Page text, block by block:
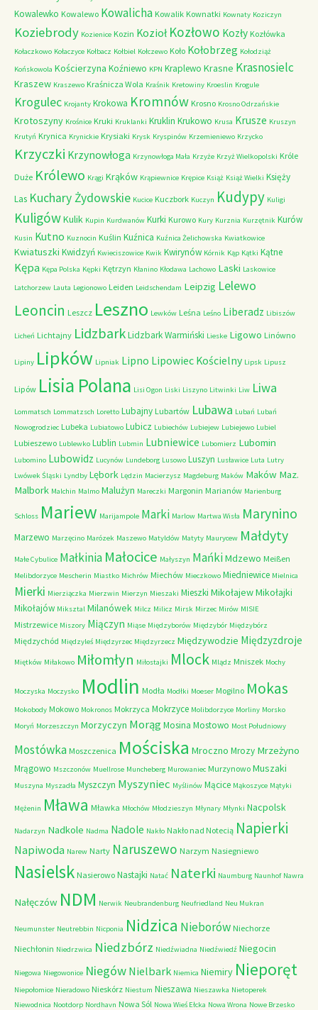
Kowalewko Kowalewo Kowalicha Kowalik Kownatki Kownaty Koziczyn
Koziebrody Kozienice Kozin Kozioł Kozłowo Kozły Kozłówka
Kołaczkowo Kołaczyce Kołbacz Kołbiel Kołczewo Koło Kołobrzeg Kołodziąż
Końskowola Kościerzyna Koźniewo KPN Kraplewo Krasne Krasnosielc
Kraszew Kraszewo Kraśnicza Wola Kraśnik Kretowiny Kroeslin Krogule
Krogulec Krojanty Krokowa Kromnów Krosno Krosno Odrzańskie
Krotoszyny Krośnice Kruki Kruklanki Kruklin Krukowo Krusa Krusze Kruszyn
Krutyń Krynica Krynickie Krysiaki Krysk Kryspinów Krzemieniewo Krzycko
Krzyczki Krzynowłoga Krzynowłoga Mała Krzyże Krzyż Wielkopolski Króle
Duże Królewo Krągi Krąków Krąpiewnice Krępice Książ Książ Wielki Księży
Las Kuchary Żydowskie Kucice Kuczbork Kuczyn Kudypy Kuligi
KuligówKulik Kupin Kurdwanów Kurki Kurowo Kury Kurznia Kurzętnik Kurów
Kusin Kutno Kuznocin Kuślin Kuźnica Kuźnica Żelichowska Kwiatkowice
Kwiatuszki Kwidzyń Kwieciszowice Kwik Kwirynów Kórnik Kąp Kątki Kątne
Kępa Kępa Polska Kępki Kętrzyn Kłanino Kłodawa Lachowo Laski Laskowice
Latchorzew Lauta Legionowo Leiden Leidschendam Leipzig Lelewo
Leoncin Leszcz Leszno Lewków Leśna Leśno Liberadz Libiszów
Licheń Lichtajny LidzbarkLidzbark Warmiński Lieske Ligowo Linówno
Lipiny Lipków Lipniak Lipno Lipowiec Kościelny Lipsk Lipusz
Lipów Lisia Polana Lisi Ogon Liski Liszyno Litwinki Liw Liwa
Lommatsch Lommatzsch Loretto Lubajny Lubartów Lubawa Lubań Lubań
Nowogrodziec Lubeka Lubiatowo Lubicz Lubiechów Lubiejew Lubiejewo Lubiel
Lubieszewo Lublewko Lublin Lubmin Lubniewice Lubomierz Lubomin
Lubomino Lubowidz Lucynów Lundeborg Lusowo Luszyn Lusławice Luta Lutry
Lwówek Śląski Lyndby Lębork Lędzin Macierzysz Magdeburg Maków Maków Maz.
Malbork Malchin Malmo Malużyn Mareczki Margonin Marianów Marienburg
Schloss Mariew Marijampole Marki Marlow Martwa Wisła Marynino
Marzewo Marzęcino Marózek Maszewo Matyldów Matyty Maurycew Małdyty
Małe Cybulice Małkinia Małocice Małyszyn MańkiMdzewo Meißen
Melibdorzyce Mescherin Miastko Michrów Miechów Mieczkowo Miedniewice Mielnica
Mierki Mierziączka Mierzwin Mierzyn Mieszaki Mieszki MikołajewMikołajki
Mikołajów Miksztal Milanówek Milcz Milicz Mirsk Mirzec Mirów MISIE
Mistrzewice Miszory Miączyn Miąse Międzyborów Międzybór Międzybórz
Międzychód Międzyleś Międzyrzec Międzyrzecz Międzywodzie Międzyzdroje
Miętków Miłakowo Miłomłyn Miłostajki Mlock Mlądz Mniszek Mochy
Moczyska Moczysko Modlin Modła Modłki Moeser Mogilno Mokas
Mokobody Mokowo Mokronos Mokrzyca Mokrzyce Molibdorzyce Morliny Morsko
Moryń Morzeszczyn Morzyczyn MorągMosina Mostowo Most Południowy
Mostówka Moszczenica Mościska Mroczno Mrozy Mrzeżyno
Mrągowo Mszczonów Muellrose Muncheberg Murowaniec Murzynowo Muszaki
Muszyna Myszadła Myszczyn Myszyniec Myślinów Mącice Mąkoszyce Mątyki
Mężenin Mława Mławka Młochów Młodzieszyn Młynary Młynki Nacpolsk
Nadarzyn Nadkole Nadma Nadole Nakło Nakło nad Notecią Napierki
Napiwoda Narew Narty Naruszewo Narzym Nasiegniewo
Nasielsk Nasierowo Nastajki Natać Naterki Naumburg Naunhof Nawra
Nałęczów NDM Nerwik Neubrandenburg Neufriedland Neu Mukran
Neumunster Neutrebbin Nicponia Nidzica Nieborów Niechorze
Niechłonin Niedrzwica Niedzbórz Niedźwiadna Niedźwiedź Niegocin
Niegowa Niegowonice Niegów Nielbark Niemica Niemiry Nieporęt
Niepołomice Nieradowo Nieskórz Niestum Nieszawa Nieszawka Nietoperek
Niewodnica Nootdorp Nordhavn Nowa Sól Nowa Wieś Ełcka Nowa Wrona Nowe Brzesko